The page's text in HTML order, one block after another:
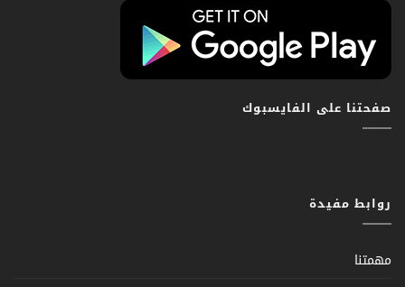
صفحتنا على الفايسبوك
روابط مفيدة
مهمتنا